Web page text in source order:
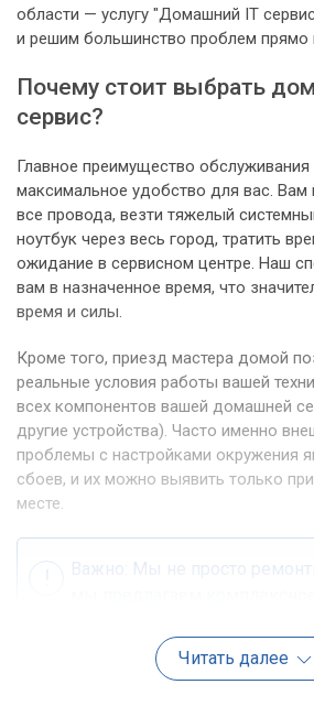
области — услугу "Домашний IT
и решим большинство проблем прямо
Почему стоит выбрать
сервис?
Главное преимущество
максимальное удобство для вас. Вам
все провода, везти тяжелый
ноутбук через весь город, тратить
ожидание в сервисном центре. Наш
вам в назначенное время, что
время и силы.
Кроме того, приезд мастера домой
реальные условия работы вашей
всех компонентов вашей домашней
другие устройства). Часто именно
проблемы с настройками окружения
сбоев, и их можно выявить только
месте.
Важно: Мы не просто
обстановке, с учетом всех
вашей инфраструктуры.
Читать далее